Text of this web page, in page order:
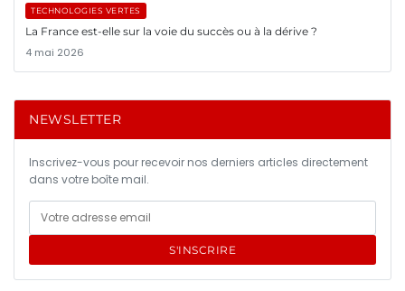
TECHNOLOGIES VERTES
La France est-elle sur la voie du succès ou à la dérive ?
4 mai 2026
NEWSLETTER
Inscrivez-vous pour recevoir nos derniers articles directement
dans votre boîte mail.
S'INSCRIRE